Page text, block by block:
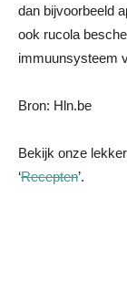
dan bijvoorbeeld
ook rucola
immuunsysteem
Bron: Hln.be
Bekijk onze
‘Recepten’.